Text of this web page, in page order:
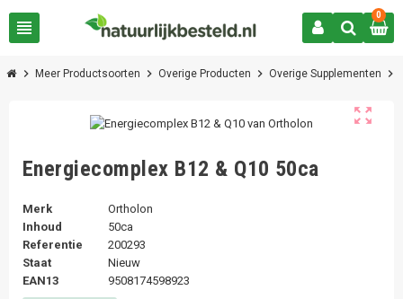
view_headline
0
chevron_right Meer Productsoorten chevron_right Overige Producten chevron_right Overige Supplementen chevron_right
zoom_out_map
Energiecomplex B12 & Q10 50ca
Merk
Ortholon
Inhoud
50ca
Referentie
200293
Staat
Nieuw
EAN13
9508174598923